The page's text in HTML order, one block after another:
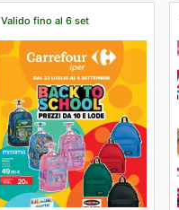
Valido fino al 6 set